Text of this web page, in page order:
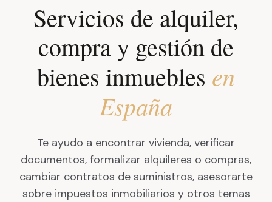
Servicios de alquiler,
compra y gestión de
bienes inmuebles en
España
Te ayudo a encontrar vivienda, verificar
documentos, formalizar alquileres o compras,
cambiar contratos de suministros, asesorarte
sobre impuestos inmobiliarios y otros temas